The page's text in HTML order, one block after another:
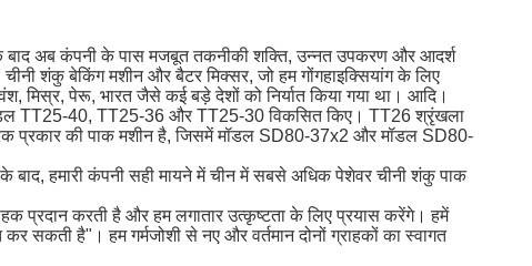
के बाद अब कंपनी के पास मजबूत तकनीकी शक्ति, उन्नत उपकरण और आदर्श
चीनी शंकु बेकिंग मशीन और बैटर मिक्सर, जो हम गोंगहाइक्सियांग के लिए
मिस्र, पेरू, भारत जैसे कई बड़े देशों को निर्यात किया गया था। आदि।
TT25-40, TT25-36 और TT25-30 विकसित किए। TT26 श्रृंखला
प्रकार की पाक मशीन है, जिसमें मॉडल SD80-37x2 और मॉडल SD80-
के बाद, हमारी कंपनी सही मायने में चीन में सबसे अधिक पेशेवर चीनी शंकु पाक
प्रदान करती है और हम लगातार उत्कृष्टता के लिए प्रयास करेंगे। हमें
कर सकती है"। हम गर्मजोशी से नए और वर्तमान दोनों ग्राहकों का स्वागत